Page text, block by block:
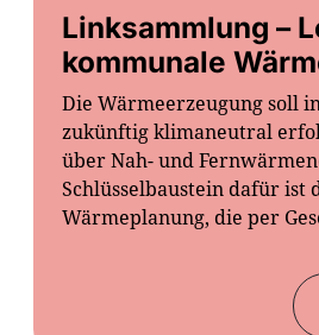
Linksammlung –
kommunale
Die Wärmeerzeugung soll
zukünftig klimaneutral
über Nah- und
Schlüsselbaustein dafür ist
Wärmeplanung, die per